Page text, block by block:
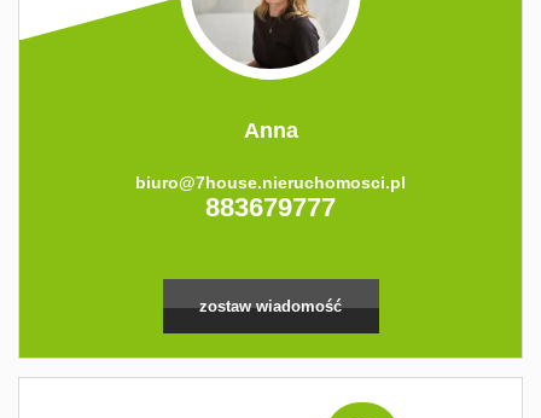
Anna
biuro@7house.nieruchomosci.pl
883679777
zostaw wiadomość